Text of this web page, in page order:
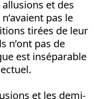
et des
pas le
tirées de leur
n’ont pas de
est inséparable
et les demi-